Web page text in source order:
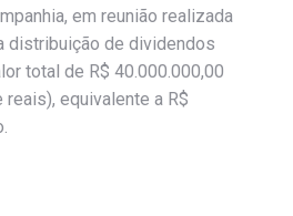
em reunião realizada
distribuição de dividendos
total de R$ 40.000.000,00
equivalente a R$